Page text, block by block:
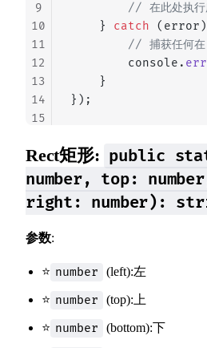
// 在此处执行
    }
catch
// 捕获任何在
        console.
    }
});
9
10
11
12
13
14
15
Rect矩形: public
number, top:
right: number):
参数:
⭐ number (left):左
⭐ number (top):上
⭐ number (bottom):下